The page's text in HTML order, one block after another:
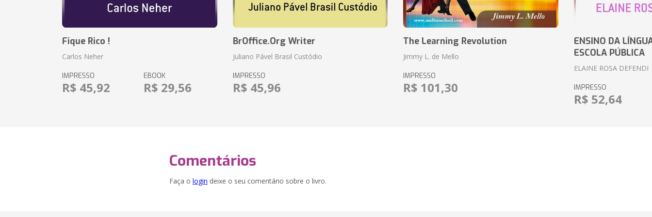
Fique Rico !
Carlos Neher
IMPRESSO
R$ 45,92
EBOOK
R$ 29,56
BrOffice.Org Writer
Juliano Pável Brasil Custódio
IMPRESSO
R$ 45,96
The Learning Revolution
Jimmy L. de Mello
IMPRESSO
R$ 101,30
ENSINO DA
ESCOLA PÚBLICA
ELAINE ROSA DEFENDI
IMPRESSO
R$ 52,64
Comentários
Faça o login deixe o seu comentário sobre o livro.